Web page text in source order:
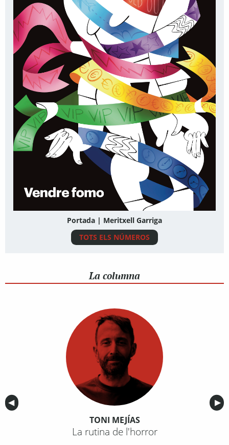
Portada | Meritxell Garriga
TOTS ELS NÚMEROS
La columna
Anterior
◀︎ ▶︎
TONI MEJÍAS
La rutina de l'horror